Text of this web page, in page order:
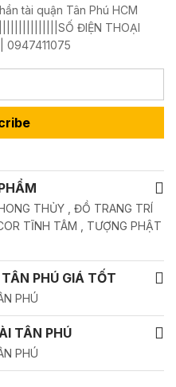
tài quận Tân Phú HCM
ĐIỆN THOẠI
0947411075
THỦY , ĐỒ TRANG TRÍ
TĨNH TÂM , TƯỢNG PHẬT
PHÚ GIÁ TỐT
PHÚ
TÂN PHÚ
PHÚ